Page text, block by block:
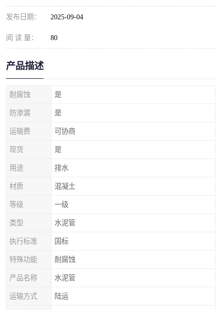
发布日期： 2025-09-04
阅 读 量： 80
产品描述
耐腐蚀 是
防渗漏 是
运输费 可协商
现货 是
用途 排水
材质 混凝土
等级 一级
类型 水泥管
执行标准 国标
特殊功能 耐腐蚀
产品名称 水泥管
运输方式 陆运